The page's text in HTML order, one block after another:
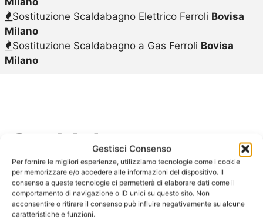
Gestisci Consenso
Per fornire le migliori esperienze, utilizziamo tecnologie come i cookie
per memorizzare e/o accedere alle informazioni del dispositivo. Il
consenso a queste tecnologie ci permetterà di elaborare dati come il
comportamento di navigazione o ID unici su questo sito. Non
acconsentire o ritirare il consenso può influire negativamente su alcune
caratteristiche e funzioni.
Sostituzione Scaldabagno Elettrico Ferroli Bovisa
Milano
Sostituzione Scaldabagno a Gas Ferroli Bovisa
Milano
Scaldabagno
Elettrico Ferroli
Bovisa Milano